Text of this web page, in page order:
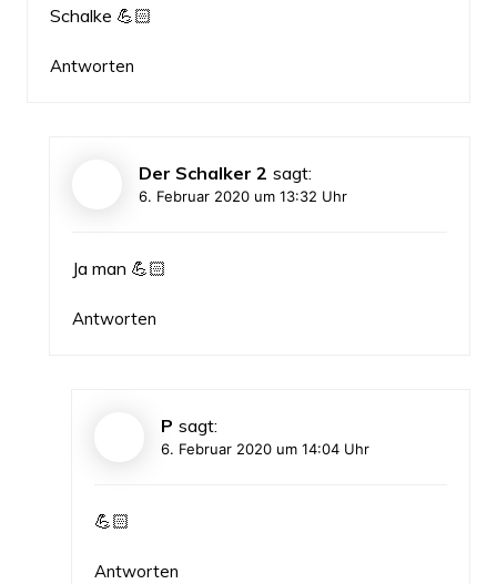
Schalke 💪🏻
Antworten
Der Schalker 2 sagt:
6. Februar 2020 um 13:32 Uhr
Ja man 💪🏻
Antworten
P sagt:
6. Februar 2020 um 14:04 Uhr
💪🏻
Antworten